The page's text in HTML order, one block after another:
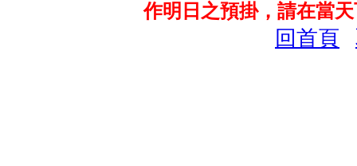
作明日之預掛，請在當
回首頁